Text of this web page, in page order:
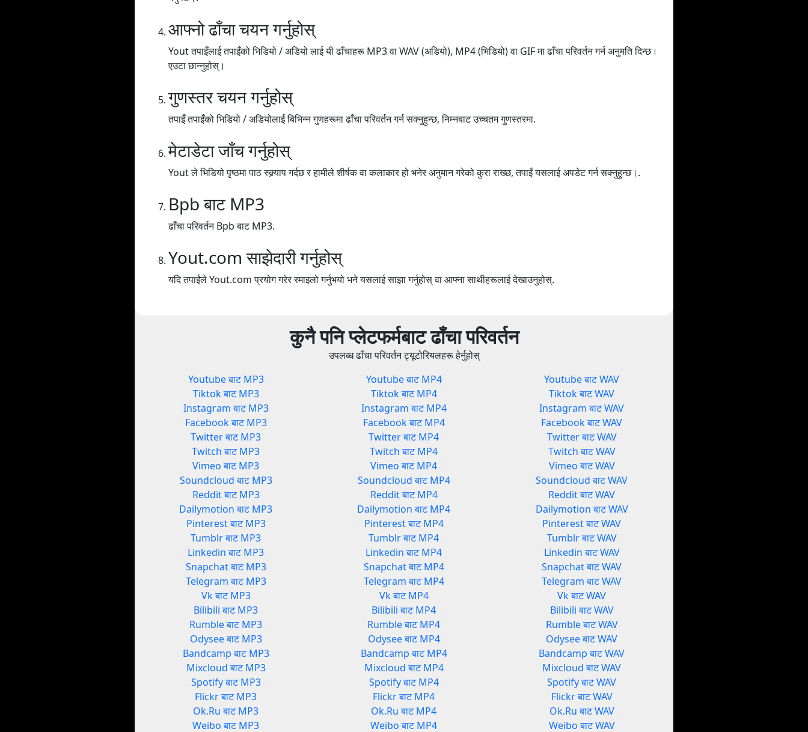
आफ्नो ढाँचा चयन गर्नुहोस्
Yout तपाइँलाई तपाइँको भिडियो / अडियो लाई यी ढाँचाहरू MP3 वा WAV (अडियो), MP4 (भिडियो) वा GIF मा ढाँचा परिवर्तन गर्न अनुमति दिन्छ।
एउटा छान्नुहोस्।
गुणस्तर चयन गर्नुहोस्
तपाइँ तपाइँको भिडियो / अडियोलाई बिभिन्न गुणहरूमा ढाँचा परिवर्तन गर्न सक्नुहुन्छ, निम्नबाट उच्चतम गुणस्तरमा.
मेटाडेटा जाँच गर्नुहोस्
Yout ले भिडियो पृष्ठमा पाठ स्क्र्याप गर्दछ र हामीले शीर्षक वा कलाकार हो भनेर अनुमान गरेको कुरा राख्छ, तपाइँ यसलाई अपडेट गर्न सक्नुहुन्छ।.
Bpb बाट MP3
ढाँचा परिवर्तन Bpb बाट MP3.
Yout.com साझेदारी गर्नुहोस्
यदि तपाईंले Yout.com प्रयोग गरेर रमाइलो गर्नुभयो भने यसलाई साझा गर्नुहोस् वा आफ्ना साथीहरूलाई देखाउनुहोस्.
कुनै पनि प्लेटफर्मबाट ढाँचा परिवर्तन
उपलब्ध ढाँचा परिवर्तन ट्यूटोरियलहरू हेर्नुहोस्
Youtube बाट MP3
Tiktok बाट MP3
Instagram बाट MP3
Facebook बाट MP3
Twitter बाट MP3
Twitch बाट MP3
Vimeo बाट MP3
Soundcloud बाट MP3
Reddit बाट MP3
Dailymotion बाट MP3
Pinterest बाट MP3
Tumblr बाट MP3
Linkedin बाट MP3
Snapchat बाट MP3
Telegram बाट MP3
Vk बाट MP3
Bilibili बाट MP3
Rumble बाट MP3
Odysee बाट MP3
Bandcamp बाट MP3
Mixcloud बाट MP3
Spotify बाट MP3
Flickr बाट MP3
Ok.Ru बाट MP3
Weibo बाट MP3
Youtube बाट MP4
Tiktok बाट MP4
Instagram बाट MP4
Facebook बाट MP4
Twitter बाट MP4
Twitch बाट MP4
Vimeo बाट MP4
Soundcloud बाट MP4
Reddit बाट MP4
Dailymotion बाट MP4
Pinterest बाट MP4
Tumblr बाट MP4
Linkedin बाट MP4
Snapchat बाट MP4
Telegram बाट MP4
Vk बाट MP4
Bilibili बाट MP4
Rumble बाट MP4
Odysee बाट MP4
Bandcamp बाट MP4
Mixcloud बाट MP4
Spotify बाट MP4
Flickr बाट MP4
Ok.Ru बाट MP4
Weibo बाट MP4
Youtube बाट WAV
Tiktok बाट WAV
Instagram बाट WAV
Facebook बाट WAV
Twitter बाट WAV
Twitch बाट WAV
Vimeo बाट WAV
Soundcloud बाट WAV
Reddit बाट WAV
Dailymotion बाट WAV
Pinterest बाट WAV
Tumblr बाट WAV
Linkedin बाट WAV
Snapchat बाट WAV
Telegram बाट WAV
Vk बाट WAV
Bilibili बाट WAV
Rumble बाट WAV
Odysee बाट WAV
Bandcamp बाट WAV
Mixcloud बाट WAV
Spotify बाट WAV
Flickr बाट WAV
Ok.Ru बाट WAV
Weibo बाट WAV